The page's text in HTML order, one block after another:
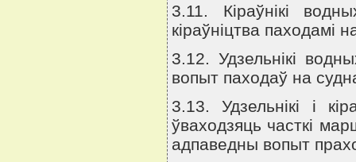
3.11. Кiраўнiкi
кiраўнiцтва паходамi
3.12. Удзельнiкi
вопыт паходаў на
3.13. Удзельнiкi i
ўваходзяць часткi
адпаведны вопыт